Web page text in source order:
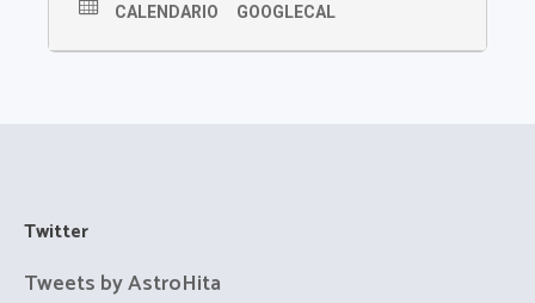
CALENDARIO GOOGLECAL
Twitter
Tweets by AstroHita